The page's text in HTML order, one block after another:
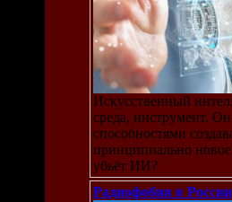
Искусственный
среда, инструмент.
способностями
принципиально
убьёт ИИ?
Радиофобия в России